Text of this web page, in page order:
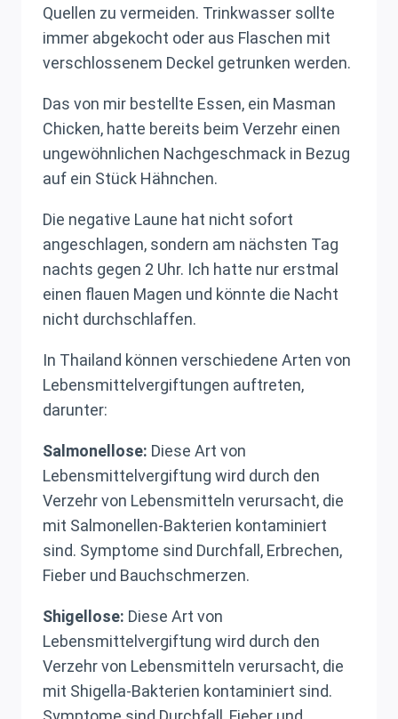
Quellen zu vermeiden. Trinkwasser sollte
immer abgekocht oder aus Flaschen mit
verschlossenem Deckel getrunken werden.
Das von mir bestellte Essen, ein Masman
Chicken, hatte bereits beim Verzehr einen
ungewöhnlichen Nachgeschmack in Bezug
auf ein Stück Hähnchen.
Die negative Laune hat nicht sofort
angeschlagen, sondern am nächsten Tag
nachts gegen 2 Uhr. Ich hatte nur erstmal
einen flauen Magen und könnte die Nacht
nicht durchschlaffen.
In Thailand können verschiedene Arten von
Lebensmittelvergiftungen auftreten,
darunter:
Salmonellose: Diese Art von
Lebensmittelvergiftung wird durch den
Verzehr von Lebensmitteln verursacht, die
mit Salmonellen-Bakterien kontaminiert
sind. Symptome sind Durchfall, Erbrechen,
Fieber und Bauchschmerzen.
Shigellose: Diese Art von
Lebensmittelvergiftung wird durch den
Verzehr von Lebensmitteln verursacht, die
mit Shigella-Bakterien kontaminiert sind.